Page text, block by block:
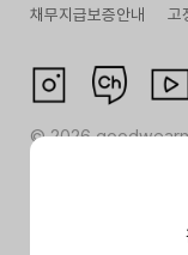
채무지급보증안내
고
©2026